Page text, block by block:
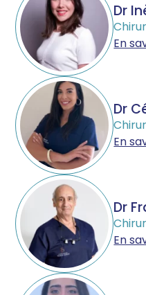
Dr
En
Dr
En
Dr
En